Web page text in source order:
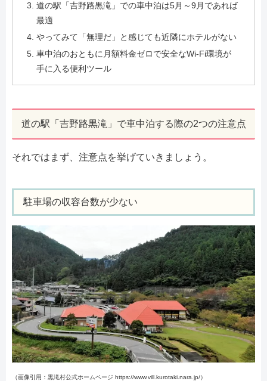
道の駅「吉野路黒滝」での車中泊は5月～9月であれば
最適
やってみて「無理だ」と感じても近隣にホテルがない
車中泊のおともに月額料金ゼロで安全なWi-Fi環境が
手に入る便利ツール
道の駅「吉野路黒滝」で車中泊する際の2つの注意点
それではまず、注意点を挙げていきましょう。
駐車場の収容台数が少ない
（画像引用：黒滝村公式ホームページ https://www.vill.kurotaki.nara.jp/）